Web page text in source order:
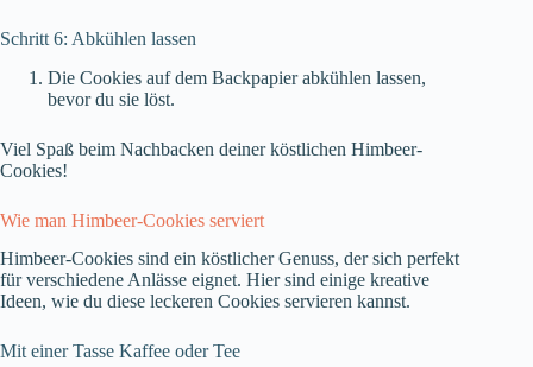
Schritt 6: Abkühlen lassen
Die Cookies auf dem Backpapier abkühlen lassen,
bevor du sie löst.
Viel Spaß beim Nachbacken deiner köstlichen Himbeer-
Cookies!
Wie man Himbeer-Cookies serviert
Himbeer-Cookies sind ein köstlicher Genuss, der sich perfekt
für verschiedene Anlässe eignet. Hier sind einige kreative
Ideen, wie du diese leckeren Cookies servieren kannst.
Mit einer Tasse Kaffee oder Tee